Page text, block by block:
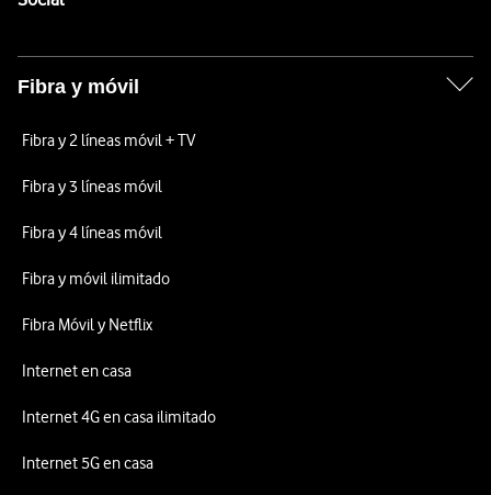
Fibra y móvil
Fibra y 2 líneas móvil + TV
Fibra y 3 líneas móvil
Fibra y 4 líneas móvil
Fibra y móvil ilimitado
Fibra Móvil y Netflix
Internet en casa
Internet 4G en casa ilimitado
Internet 5G en casa